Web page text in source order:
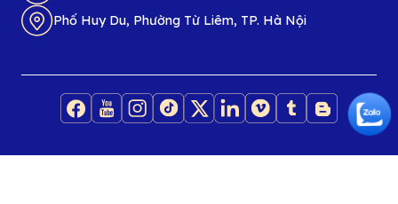
Phố Huy Du, Phường Từ Liêm, TP. Hà Nội